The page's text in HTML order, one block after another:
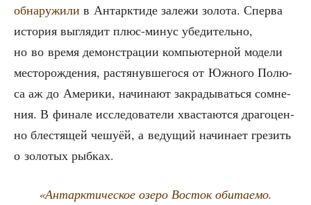
обна­ру­жи­ли в Антарк­ти­де зале­жи золо­та. Спер­ва
исто­рия выгля­дит плюс-минус убе­ди­тель­но,
но во вре­мя демон­стра­ции ком­пью­тер­ной моде­ли
место­рож­де­ния, рас­тя­нув­ше­го­ся от Южно­го Полю­
са аж до Аме­ри­ки, начи­на­ют закра­ды­вать­ся сомне­
ния. В фина­ле иссле­до­ва­те­ли хва­ста­ют­ся дра­го­цен­
но бле­стя­щей чешу­ёй, а веду­щий начи­на­ет гре­зить
о золо­тых рыбках.
«Антарк­ти­че­ское озе­ро Восток оби­та­е­мо.